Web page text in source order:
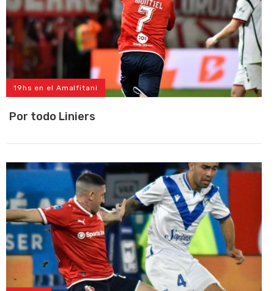
19hs en el Amalfitani
Por todo Liniers